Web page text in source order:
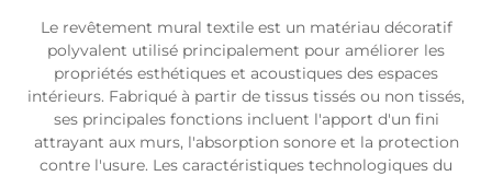
Le revêtement mural textile est un matériau décoratif
polyvalent utilisé principalement pour améliorer les
propriétés esthétiques et acoustiques des espaces
intérieurs. Fabriqué à partir de tissus tissés ou non tissés,
ses principales fonctions incluent l'apport d'un fini
attrayant aux murs, l'absorption sonore et la protection
contre l'usure. Les caractéristiques technologiques du